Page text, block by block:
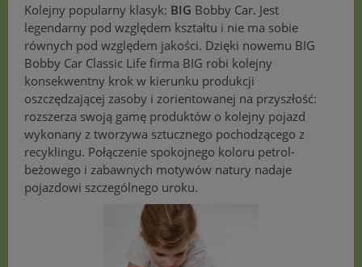
Kolejny popularny klasyk: BIG Bobby Car. Jest
legendarny pod względem kształtu i nie ma sobie
równych pod względem jakości. Dzięki nowemu BIG
Bobby Car Classic Life firma BIG robi kolejny
konsekwentny krok w kierunku produkcji
oszczędzającej zasoby i zorientowanej na przyszłość:
rozszerza swoją gamę produktów o kolejny pojazd
wykonany z tworzywa sztucznego pochodzącego z
recyklingu. Połączenie spokojnego koloru petrol-
beżowego i zabawnych motywów natury nadaje
pojazdowi szczególnego uroku.